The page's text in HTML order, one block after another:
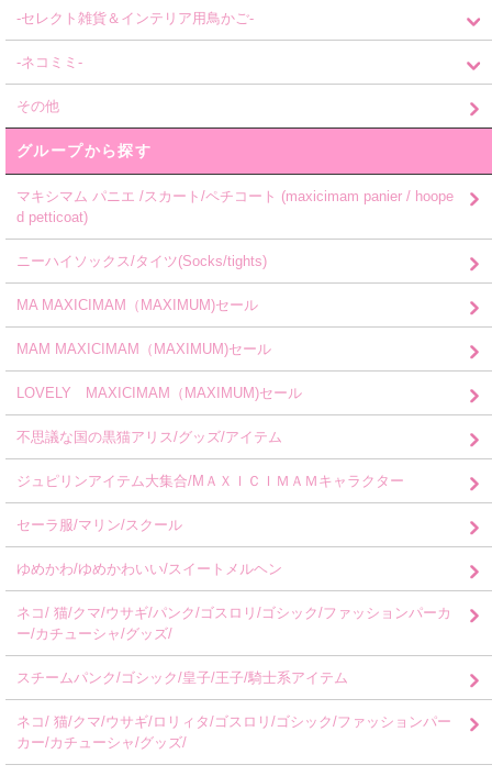
-セレクト雑貨＆インテリア用鳥かご-
-ネコミミ-
その他
グループから探す
マキシマム パニエ /スカート/ペチコート (maxicimam panier / hoope
d petticoat)
ニーハイソックス/タイツ(Socks/tights)
MA MAXICIMAM（MAXIMUM)セール
MAM MAXICIMAM（MAXIMUM)セール
LOVELY MAXICIMAM（MAXIMUM)セール
不思議な国の黒猫アリス/グッズ/アイテム
ジュピリンアイテム大集合/MＡＸＩＣＩＭＡＭキャラクター
セーラ服/マリン/スクール
ゆめかわ/ゆめかわいい/スイートメルヘン
ネコ/ 猫/クマ/ウサギ/パンク/ゴスロリ/ゴシック/ファッションパーカ
ー/カチューシャ/グッズ/
スチームパンク/ゴシック/皇子/王子/騎士系アイテム
ネコ/ 猫/クマ/ウサギ/ロリィタ/ゴスロリ/ゴシック/ファッションパー
カー/カチューシャ/グッズ/